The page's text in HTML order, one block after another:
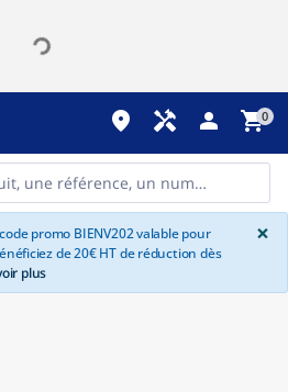
place handyman person shopping_cart0
promo BIENV202 valable pour
de 20€ HT de réduction dès
plus
×